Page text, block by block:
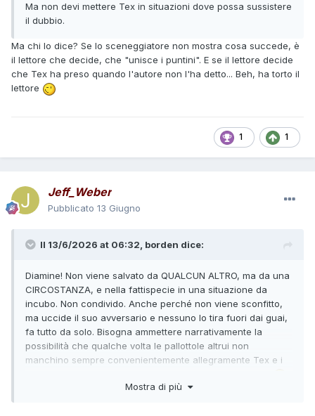
Ma non devi mettere Tex in situazioni dove possa sussistere
il dubbio.
Ma chi lo dice? Se lo sceneggiatore non mostra cosa succede, è
il lettore che decide, che "unisce i puntini". E se il lettore decide
che Tex ha preso quando l'autore non l'ha detto... Beh, ha torto il
lettore
1 1
Jeff_Weber
Pubblicato 13 Giugno
Il 13/6/2026 at 06:32, borden dice:
Diamine! Non viene salvato da QUALCUN ALTRO, ma da una
CIRCOSTANZA, e nella fattispecie in una situazione da
incubo. Non condivido. Anche perché non viene sconfitto,
ma uccide il suo avversario e nessuno lo tira fuori dai guai,
fa tutto da solo. Bisogna ammettere narrativamente la
possibilità che qualche volta le pallottole altrui non
manchino sempre convenientemente allegramente Tex e i
Mostra di più